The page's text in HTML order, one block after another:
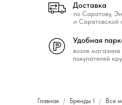
возле магазина
покупателей
Удобная
по Саратову,
и Саратовской
Доставка
Главная Бренды I Вся